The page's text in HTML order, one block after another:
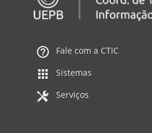
Fale com a CTIC
Sistemas
Serviços